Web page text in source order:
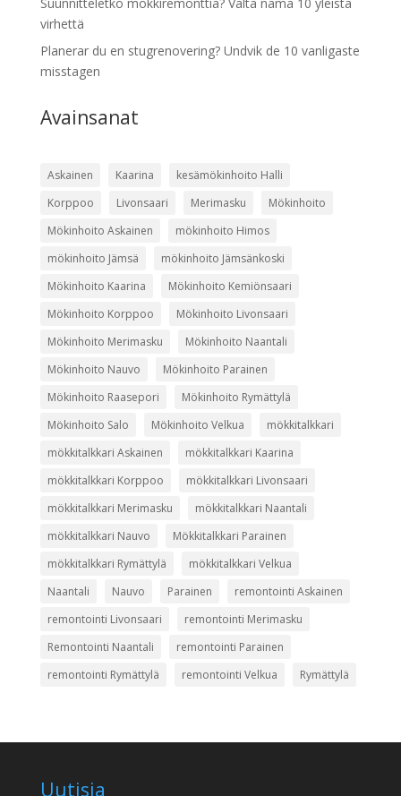
virhettä
Planerar du en stugrenovering? Undvik de 10 vanligaste
misstagen
Avainsanat
Askainen Kaarina
kesämökinhoito Halli
Korppoo
Livonsaari Merimasku
Mökinhoito
Mökinhoito Askainen
mökinhoito Himos
mökinhoito Jämsä
mökinhoito Jämsänkoski
Mökinhoito Kaarina
Mökinhoito Kemiönsaari
Mökinhoito Korppoo
Mökinhoito Livonsaari
Mökinhoito Merimasku
Mökinhoito Naantali
Mökinhoito Nauvo
Mökinhoito Parainen
Mökinhoito Raasepori
Mökinhoito Rymättylä
Mökinhoito Salo
Mökinhoito Velkua
mökkitalkkari
mökkitalkkari Askainen
mökkitalkkari Kaarina
mökkitalkkari Korppoo
mökkitalkkari Livonsaari
mökkitalkkari Merimasku
mökkitalkkari Naantali
mökkitalkkari Nauvo
Mökkitalkkari Parainen
mökkitalkkari Rymättylä
mökkitalkkari Velkua
Naantali
Nauvo Parainen
remontointi Askainen
remontointi Livonsaari
remontointi Merimasku
Remontointi Naantali
remontointi Parainen
remontointi Rymättylä
remontointi Velkua Rymättylä
Uutisia